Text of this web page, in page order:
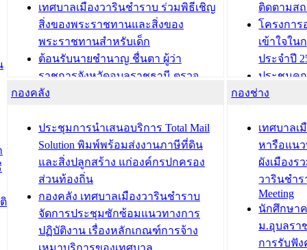
เทศบาลเมืองวารินชำราบ ร่วมพิธีเชิญ
สิ่งของพระราชทานและสิ่งของ
พระราชทานสำหรับเด็ก
ต้อนรับนายชำนาญ ชื่นตา ผู้ว่า
ราชการจังหวัดอุบลราชธานี ตรวจ
ความเรียบร้อยของสถานที่ในการเตรี
องคมนตรี
สำนักทะเบียนท้องถิ่นเทศบาลเมือง
วารินชำราบ ดำเนินการมอบทะเบียน
บ้าน ทร.14 และบัตรประจำตัว
ประชาชนบุคคลประเภท 8 แก่บุคคลที่
ได้รับการเพิ่มชื่อในทะเบียนบ้าน
(ท.ร.14) กรณีคนไม่มีสัญชาติไทยได้รับ
อนุญาตให้มีถิ่นที่อยู่
ติดตามส
โครงกา
เข้าใจใน
ประจำปี
ประชุมค
ความเสี่ย
ประชุมที
ชีวา สร้า
ขับเคลื่อน
“เมืองแห่
บทความ อื่นๆ ...
กองคลัง
ประชุมการนำเสนอบริการ Total Mail
Solution พิมพ์พร้อมส่งงานภาษีที่ดิน
และสิ่งปลูกสร้าง แก่องค์กรปกครอง
ส่วนท้องถิ่น
กองคลัง เทศบาลเมืองวารินชำราบ
จัดการประชุมซักซ้อมแนวทางการ
ปฏิบัติงาน เรื่องหลักเกณฑ์การจ้าง
เหมาบริการของเทศบาล
กองช่าง
เทศบาลเ
หารือแน
ผังเมืองร
วารินชำร
Meeting
นักศึกษา
ม.อุบลรา
การรับฟั